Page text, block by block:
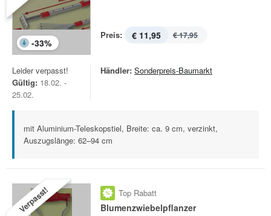
-33%
Preis: € 11,95 € 17,95
Leider verpasst!
Gültig: 18.02. -
25.02.
Händler: Sonderpreis-Baumarkt
mit Aluminium-Teleskopstiel, Breite: ca. 9 cm, verzinkt,
Auszugslänge: 62–94 cm
Verpasst! Top Rabatt
Blumenzwiebelpflanzer